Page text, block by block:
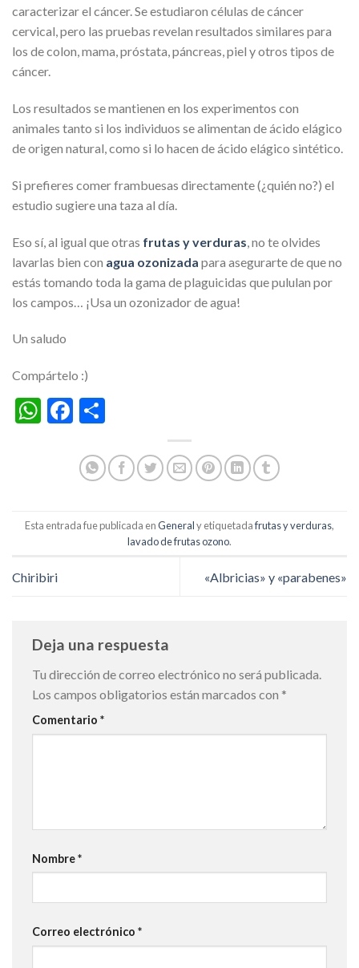
caracterizar el cáncer. Se estudiaron células de cáncer
cervical, pero las pruebas revelan resultados similares para
los de colon, mama, próstata, páncreas, piel y otros tipos de
cáncer.
Los resultados se mantienen en los experimentos con
animales tanto si los individuos se alimentan de ácido elágico
de origen natural, como si lo hacen de ácido elágico sintético.
Si prefieres comer frambuesas directamente (¿quién no?) el
estudio sugiere una taza al día.
Eso sí, al igual que otras frutas y verduras , no te olvides
lavarlas bien con agua ozonizada para asegurarte de que no
estás tomando toda la gama de plaguicidas que pululan por
los campos… ¡Usa un ozonizador de agua!
Un saludo
Compártelo :)
WhatsApp
Facebook
Esta entrada fue publicada enGeneraly etiquetadafrutas y verduras,
lavado de frutas ozono.
Chiribiri «Albricias» y «parabenes»
Deja una respuesta
Tu dirección de correo electrónico no será publicada.
Los campos obligatorios están marcados con *
Comentario *
Nombre*
Correo electrónico *